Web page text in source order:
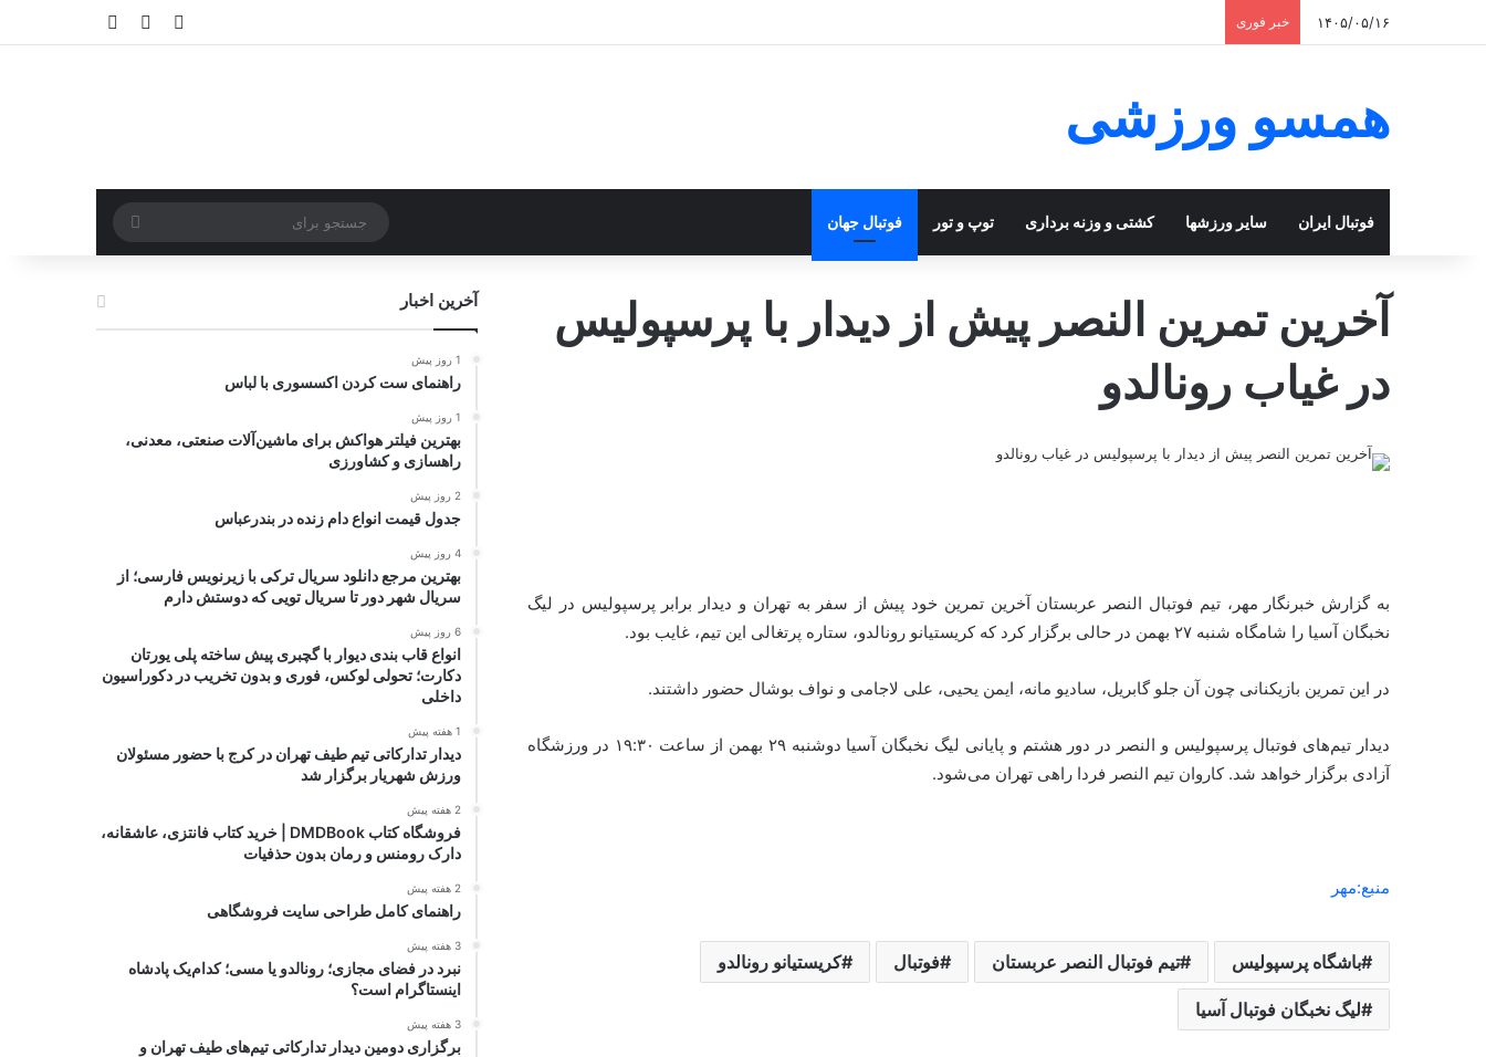
۱۴۰۵/۰۵/۱۶ خبر فوری ورود نوشته تصادفی
همسو ورزشی
فوتبال ایران سایر ورزشها کشتی و وزنه برداری توپ و تور فوتبال جهان
برای
آخرین تمرین النصر پیش از دیدار با پرسپولیس
در غیاب رونالدو
به گزارش خبرنگار مهر، تیم فوتبال النصر عربستان آخرین تمرین خود پیش از سفر به تهران و دیدار برابر پرسپولیس در لیگ
نخبگان آسیا را شامگاه شنبه ۲۷ بهمن در حالی برگزار کرد که کریستیانو رونالدو، ستاره پرتغالی این تیم، غایب بود.
در این تمرین بازیکنانی چون آن جلو گابریل، سادیو مانه، ایمن یحیی، علی لاجامی و نواف بوشال حضور داشتند.
دیدار تیم‌های فوتبال پرسپولیس و النصر در دور هشتم و پایانی لیگ نخبگان آسیا دوشنبه ۲۹ بهمن از ساعت ۱۹:۳۰ در ورزشگاه
آزادی برگزار خواهد شد. کاروان تیم النصر فردا راهی تهران می‌شود.
منبع:مهر
باشگاه پرسپولیس تیم فوتبال النصر عربستان فوتبال کریستیانو رونالدو
لیگ نخبگان فوتبال آسیا
آخرین اخبار
1 روز پیش
راهنمای ست کردن اکسسوری با لباس
1 روز پیش
بهترین فیلتر هواکش برای ماشین‌آلات صنعتی، معدنی،
راهسازی و کشاورزی
2 روز پیش
جدول قیمت انواع دام زنده در بندرعباس
4 روز پیش
بهترین مرجع دانلود سریال ترکی با زیرنویس فارسی؛ از
سریال شهر دور تا سریال تویی که دوستش دارم
6 روز پیش
انواع قاب بندی دیوار با گچبری پیش ساخته پلی یورتان
دکارت؛ تحولی لوکس، فوری و بدون تخریب در دکوراسیون
داخلی
1 هفته پیش
دیدار تدارکاتی تیم طیف تهران در کرج با حضور مسئولان
ورزش شهریار برگزار شد
2 هفته پیش
فروشگاه کتاب DMDBook | خرید کتاب فانتزی، عاشقانه،
دارک رومنس و رمان بدون حذفیات
2 هفته پیش
راهنمای کامل طراحی سایت فروشگاهی
3 هفته پیش
نبرد در فضای مجازی؛ رونالدو یا مسی؛ کدام‌یک پادشاه
اینستاگرام است؟
3 هفته پیش
برگزاری دومین دیدار تدارکاتی تیم‌های طیف تهران و